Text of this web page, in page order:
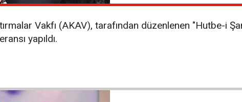
Vakfı (AKAV), tarafından düzenlenen "Hutbe-i
yapıldı.